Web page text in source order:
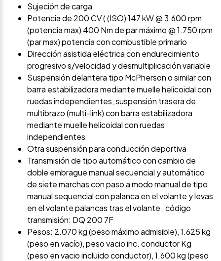
Sujeción de carga
Potencia de 200 CV ( (ISO) 147 kW @ 3.600 rpm
(potencia max) 400 Nm de par máximo @ 1.750 rpm
(par max) potencia con combustible primario
Dirección asistida eléctrica con endurecimiento
progresivo s/velocidad y desmultiplicación variable
Suspensión delantera tipo McPherson o similar con
barra estabilizadora mediante muelle helicoidal con
ruedas independientes, suspensión trasera de
multibrazo (multi-link) con barra estabilizadora
mediante muelle helicoidal con ruedas
independientes
Otra suspensión para conducción deportiva
Transmisión de tipo automático con cambio de
doble embrague manual secuencial y automático
de siete marchas con paso a modo manual de tipo
manual sequencial con palanca en el volante y levas
en el volante palancas tras el volante , código
transmisión: DQ 200 7F
Pesos: 2.070 kg (peso máximo admisible), 1.625 kg
(peso en vacío), peso vacio inc. conductor Kg
(peso en vacio incluido conductor), 1.600 kg (peso